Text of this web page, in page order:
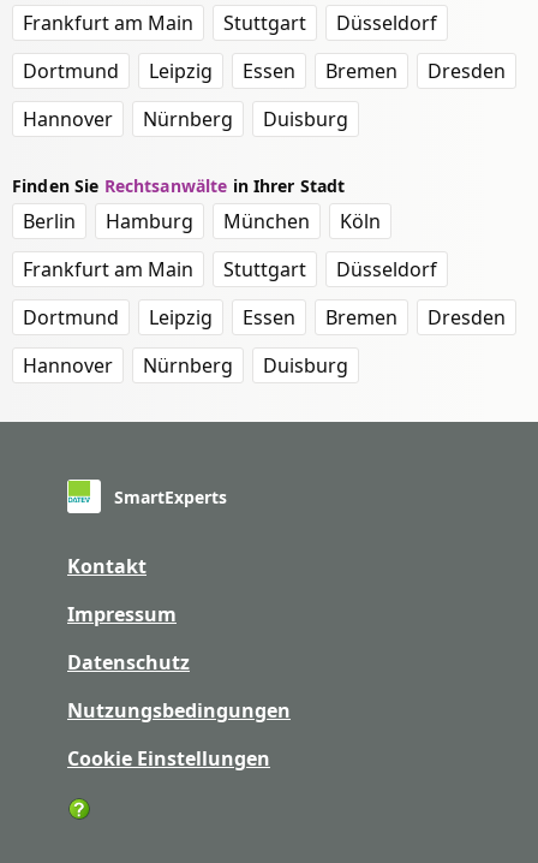
Frankfurt am Main
Stuttgart
Düsseldorf
Dortmund
Leipzig Essen Bremen
Dresden
Hannover
Nürnberg Duisburg
Finden Sie Rechtsanwälte in Ihrer Stadt
Berlin Hamburg München
Köln
Frankfurt am Main
Stuttgart
Düsseldorf
Dortmund
Leipzig Essen Bremen
Dresden
Hannover
Nürnberg Duisburg
SmartExperts
Kontakt
Impressum
Datenschutz
Nutzungsbedingungen
Cookie Einstellungen